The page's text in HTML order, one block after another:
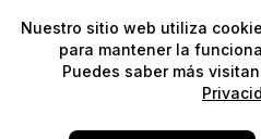
⭐️¡Envíos gratis para
Nuestro sitio web utiliza
para mantener la
Puedes saber más